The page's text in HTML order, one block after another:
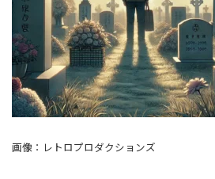
画像：レトロプロダクションズ